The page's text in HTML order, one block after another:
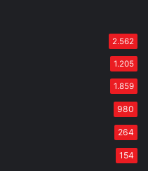
2.562
1.205
1.859
980
264
154